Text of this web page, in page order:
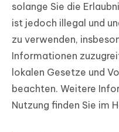
solange Sie die
ist jedoch illegal und
zu verwenden,
Informationen
lokalen Gesetze und
beachten. Weitere
Nutzung finden Sie im